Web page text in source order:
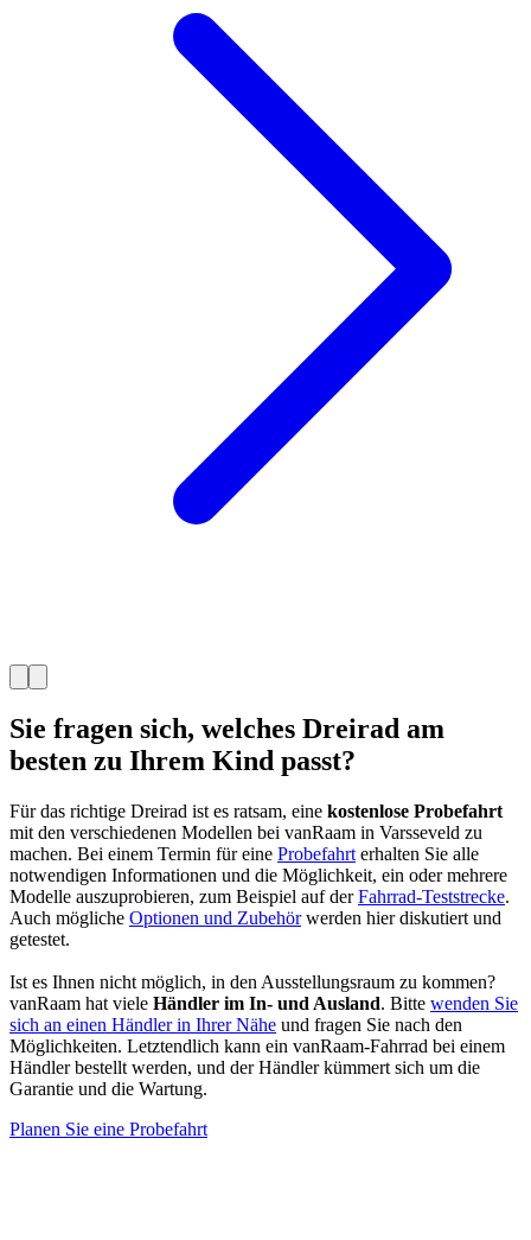
Sie fragen sich, welches Dreirad am
besten zu Ihrem Kind passt?
Für das richtige Dreirad ist es ratsam, eine kostenlose Probefahrt
mit den verschiedenen Modellen bei vanRaam in Varsseveld zu
machen. Bei einem Termin für eine Probefahrt erhalten Sie alle
notwendigen Informationen und die Möglichkeit, ein oder mehrere
Modelle auszuprobieren, zum Beispiel auf derFahrrad-Teststrecke.
Auch mögliche Optionen und Zubehörwerden hier diskutiert und
getestet.
Ist es Ihnen nicht möglich, in den Ausstellungsraum zu kommen?
vanRaam hat viele Händler im In- und Ausland. Bitte wenden Sie
sich an einen Händler in Ihrer Nähe und fragen Sie nach den
Möglichkeiten. Letztendlich kann ein vanRaam-Fahrrad bei einem
Händler bestellt werden, und der Händler kümmert sich um die
Garantie und die Wartung.
Planen Sie eine Probefahrt